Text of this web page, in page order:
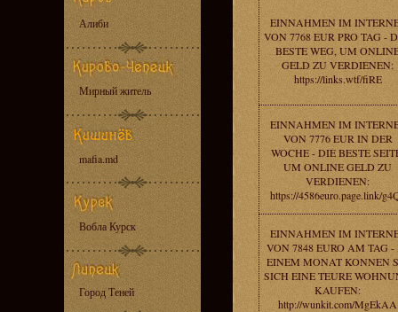
Алиби
Мирный житель
mafia.md
Вобла Курск
Город Теней
EINNAHMEN IM
VON 7768 EUR PRO TAG -
BESTE WEG, UM
GELD ZU VERDIENEN:
https://links.wtf/fiRE
EINNAHMEN IM
VON 7776 EUR IN DER
WOCHE - DIE BESTE
UM ONLINE GELD ZU
VERDIENEN:
https://4586euro.page.link/
EINNAHMEN IM
VON 7848 EURO AM TAG -
EINEM MONAT KONNEN
SICH EINE TEURE
KAUFEN:
http://wunkit.com/MgEkAA